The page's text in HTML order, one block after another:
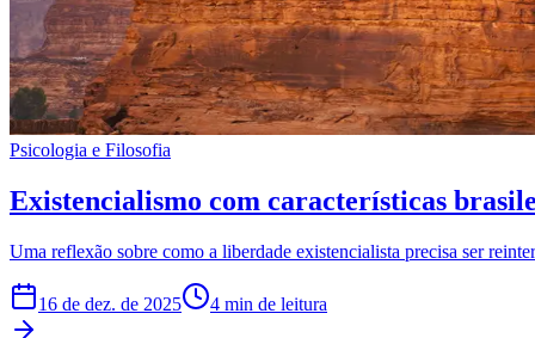
Psicologia e Filosofia
Existencialismo com características
Uma reflexão sobre como a liberdade existencialista precisa ser
16 de dez. de 2025 4 min de leitura